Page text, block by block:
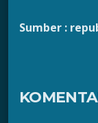
Sumber :